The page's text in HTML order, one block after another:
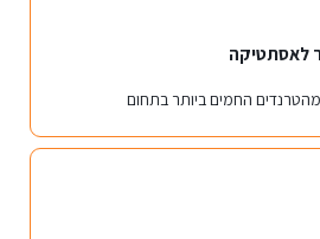
לאסתטיקה
החמים ביותר בתחום